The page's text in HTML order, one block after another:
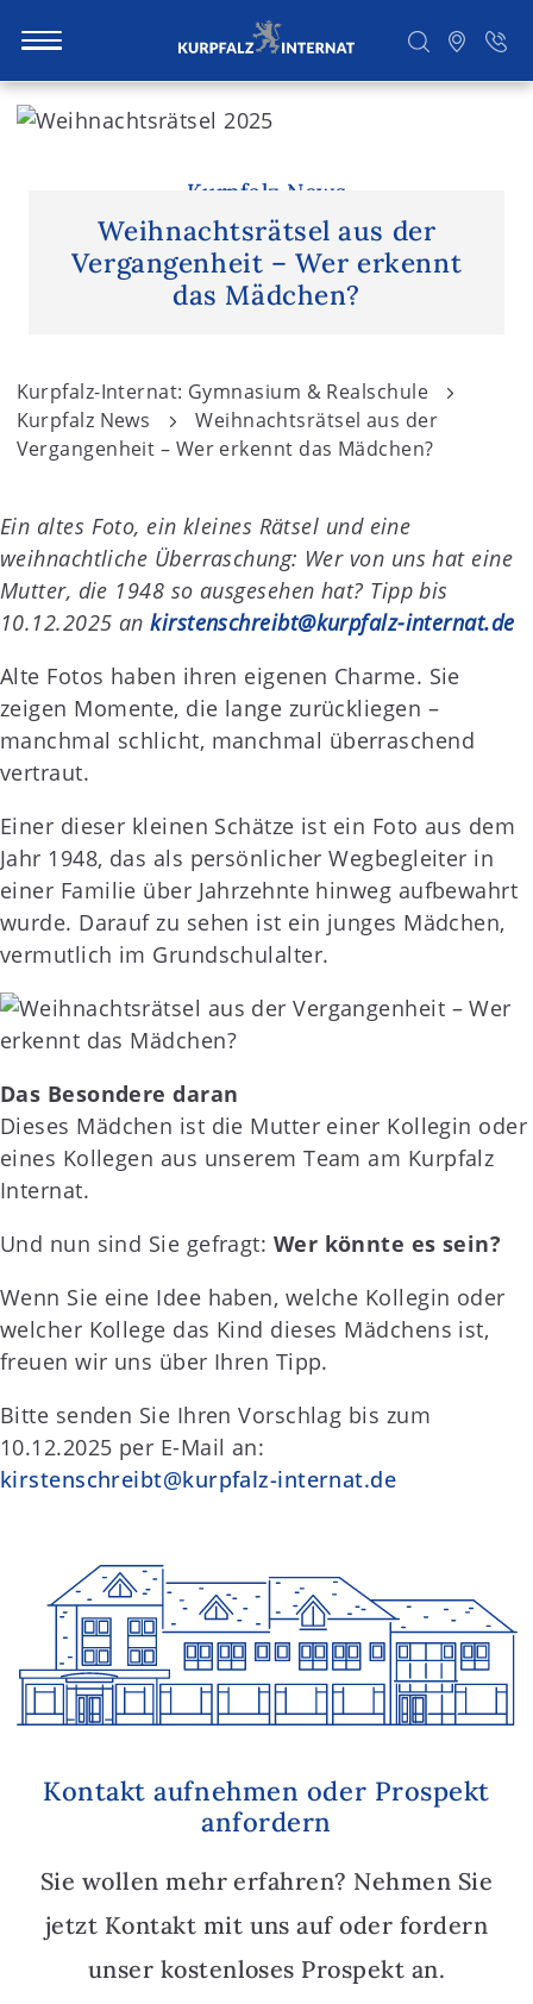
S
Kurpfalz News
Weihnachtsrätsel aus der
Vergangenheit – Wer erkennt
das Mädchen?
Kurpfalz-Internat: Gymnasium & Realschule
Kurpfalz News
Weihnachtsrätsel aus der
Vergangenheit – Wer erkennt das Mädchen?
Ein altes Foto, ein kleines Rätsel und eine
weihnachtliche Überraschung: Wer von uns hat eine
Mutter, die 1948 so ausgesehen hat? Tipp bis
10.12.2025 ankirstenschreibt@kurpfalz-internat.de
Alte Fotos haben ihren eigenen Charme. Sie
zeigen Momente, die lange zurückliegen –
manchmal schlicht, manchmal überraschend
vertraut.
Einer dieser kleinen Schätze ist ein Foto aus dem
Jahr 1948, das als persönlicher Wegbegleiter in
einer Familie über Jahrzehnte hinweg aufbewahrt
wurde. Darauf zu sehen ist ein junges Mädchen,
vermutlich im Grundschulalter.
Das Besondere daran
Dieses Mädchen ist die Mutter einer Kollegin oder
eines Kollegen aus unserem Team am Kurpfalz
Internat.
Und nun sind Sie gefragt: Wer könnte es sein?
Wenn Sie eine Idee haben, welche Kollegin oder
welcher Kollege das Kind dieses Mädchens ist,
freuen wir uns über Ihren Tipp.
Bitte senden Sie Ihren Vorschlag bis zum
10.12.2025 per E-Mail an:
kirstenschreibt@kurpfalz-internat.de
Kontakt aufnehmen oder Prospekt
anfordern
Sie wollen mehr erfahren? Nehmen Sie
jetzt Kontakt mit uns auf oder fordern
unser kostenloses Prospekt an.